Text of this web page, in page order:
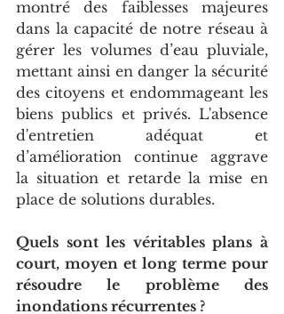
montré des faiblesses majeures
dans la capacité de notre réseau à
gérer les volumes d’eau pluviale,
mettant ainsi en danger la sécurité
des citoyens et endommageant les
biens publics et privés. L'absence
d'entretien adéquat et
d’amélioration continue aggrave
la situation et retarde la mise en
place de solutions durables.
Quels sont les véritables plans à
court, moyen et long terme pour
résoudre le problème des
inondations récurrentes ?